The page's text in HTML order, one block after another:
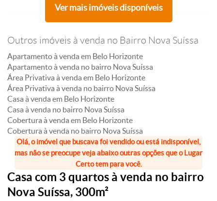
Ver mais imóveis disponíveis
Outros imóveis à venda no Bairro Nova Suíssa
Apartamento à venda em Belo Horizonte
Apartamento à venda no bairro Nova Suíssa
Área Privativa à venda em Belo Horizonte
Área Privativa à venda no bairro Nova Suíssa
Casa à venda em Belo Horizonte
Casa à venda no bairro Nova Suíssa
Cobertura à venda em Belo Horizonte
Cobertura à venda no bairro Nova Suíssa
Olá, o imóvel que buscava foi vendido ou está indisponível,
mas não se preocupe veja abaixo outras opções que o Lugar
Certo tem para você.
Casa com 3 quartos à venda no bairro
Nova Suíssa, 300m²